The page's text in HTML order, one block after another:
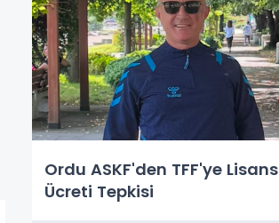
Ordu ASKF'den TFF'ye Lisans
Ücreti Tepkisi